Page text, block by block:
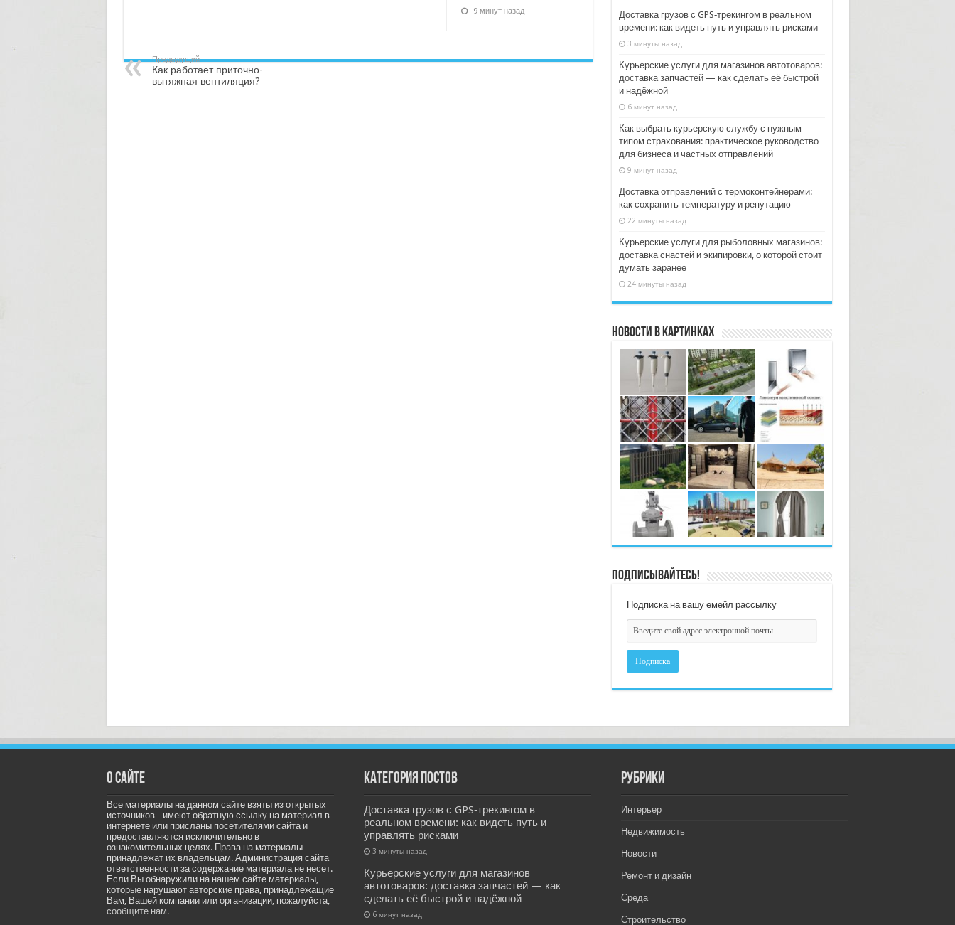
9 минут назад
Предыдущий
Как работает приточно-
вытяжная вентиляция?
Доставка грузов с GPS‑трекингом в реальном
времени: как видеть путь и управлять рисками
3 минуты назад
Курьерские услуги для магазинов автотоваров:
доставка запчастей — как сделать её быстрой
и надёжной
6 минут назад
Как выбрать курьерскую службу с нужным
типом страхования: практическое руководство
для бизнеса и частных отправлений
9 минут назад
Доставка отправлений с термоконтейнерами:
как сохранить температуру и репутацию
22 минуты назад
Курьерские услуги для рыболовных магазинов:
доставка снастей и экипировки, о которой стоит
думать заранее
24 минуты назад
Новости в картинках
Подписывайтесь!
Подписка на вашу емейл рассылку
О сайте
Все материалы на данном сайте взяты из открытых
источников - имеют обратную ссылку на материал в
интернете или присланы посетителями сайта и
предоставляются исключительно в
ознакомительных целях. Права на материалы
принадлежат их владельцам. Администрация сайта
ответственности за содержание материала не несет.
Если Вы обнаружили на нашем сайте материалы,
которые нарушают авторские права, принадлежащие
Вам, Вашей компании или организации, пожалуйста,
сообщите нам.
Категория постов
Доставка грузов с GPS‑трекингом в
реальном времени: как видеть путь и
управлять рисками
3 минуты назад
Курьерские услуги для магазинов
автотоваров: доставка запчастей — как
сделать её быстрой и надёжной
6 минут назад
РУбрики
Интерьер
Недвижимость
Новости
Ремонт и дизайн
Среда
Строительство